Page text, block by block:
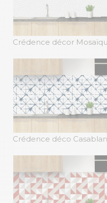
Crédence décor
Crédence déco